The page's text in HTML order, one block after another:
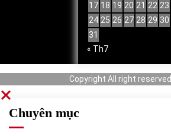
17 18 19 20 21 22 23
24 25 26 27 28 29 30
31
« Th7
Copyright All right reserved
Chuyên mục